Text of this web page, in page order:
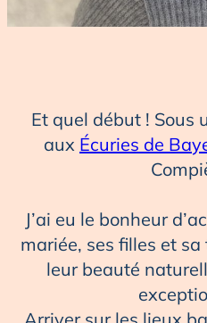
Et quel début ! Sous
aux Écuries de
J’ai eu le bonheur
mariée, ses filles et
leur beauté